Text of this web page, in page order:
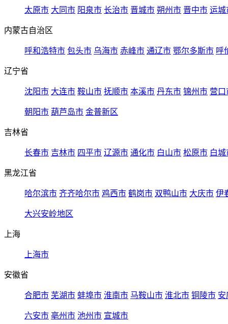
太原市 大同市 阳泉市 长治市 晋城市 朔州市 晋中市 运城
内蒙古自治区
呼和浩特市 包头市 乌海市 赤峰市 通辽市 鄂尔多斯市 呼
辽宁省
沈阳市 大连市 鞍山市 抚顺市 本溪市 丹东市 锦州市 营口
朝阳市 葫芦岛市 金普新区
吉林省
长春市 吉林市 四平市 辽源市 通化市 白山市 松原市 白城
黑龙江省
哈尔滨市 齐齐哈尔市 鸡西市 鹤岗市 双鸭山市 大庆市 伊
大兴安岭地区
上海
上海市
安徽省
合肥市 芜湖市 蚌埠市 淮南市 马鞍山市 淮北市 铜陵市 安
六安市 亳州市 池州市 宣城市